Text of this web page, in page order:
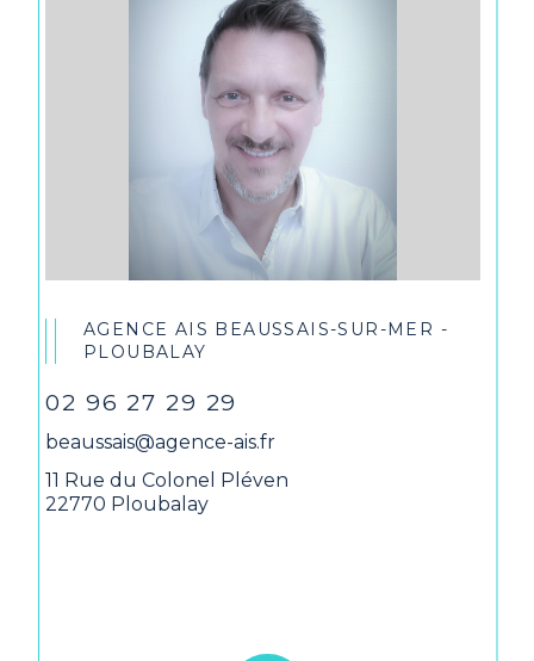
AGENCE AIS BEAUSSAIS-SUR-MER -
PLOUBALAY
02 96 27 29 29
beaussais@agence-ais.fr
11 Rue du Colonel Pléven
22770 Ploubalay